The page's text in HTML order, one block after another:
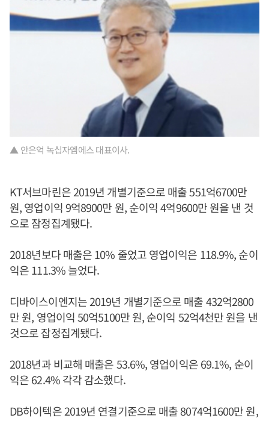
▲ 안은억 녹십자엠에스 대표이사.
KT서브마린은 2019년 개별기준으로 매출 551억6700만
원, 영업이익 9억8900만 원, 순이익 4억9600만 원을 낸 것
으로 잠정집계됐다.
2018년보다 매출은 10% 줄었고 영업이익은 118.9%, 순이
익은 111.3% 늘었다.
디바이스이엔지는 2019년 개별기준으로 매출 432억2800
만 원, 영업이익 50억5100만 원, 순이익 52억4천만 원을 낸
것으로 잡정집계됐다.
2018년과 비교해 매출은 53.6%, 영업이익은 69.1%, 순이
익은 62.4% 각각 감소했다.
DB하이텍은 2019년 연결기준으로 매출 8074억1600만 원,